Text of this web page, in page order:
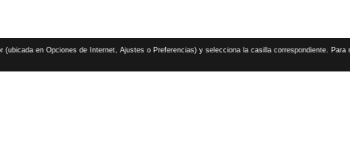
en Opciones de Internet, Ajustes o Preferencias) y selecciona la casilla correspondiente. Para